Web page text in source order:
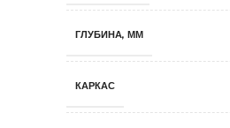
ГЛУБИНА, ММ
КАРКАС